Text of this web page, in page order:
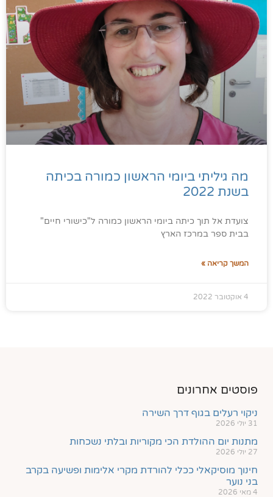
מה גיליתי ביומי הראשון כמורה בכיתה
בשנת 2022
צועדת אל תוך כיתה ביומי הראשון כמורה ל"כישורי חיים"
בבית ספר במרכז הארץ
המשך קריאה »
4 אוקטובר 2022
פוסטים אחרונים
ניקוי רעלים בגוף דרך השירה
31 יולי 2026
מתנות יום ההולדת הכי מקוריות ובלתי נשכחות
27 יולי 2026
חינוך מוסיקאלי ככלי להורדת מקרי אלימות ופשיעה בקרב
בני נוער
4 מאי 2026